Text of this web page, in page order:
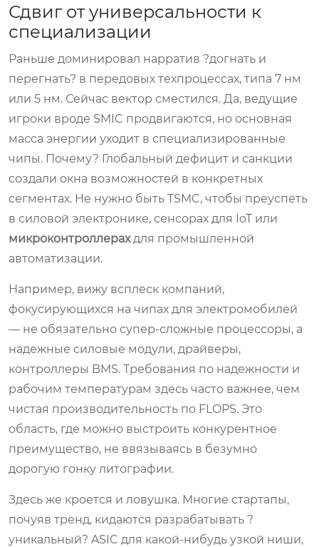
Сдвиг от универсальности к
специализации
Раньше доминировал нарратив ?догнать и
перегнать? в передовых техпроцессах, типа 7 нм
или 5 нм. Сейчас вектор сместился. Да, ведущие
игроки вроде SMIC продвигаются, но основная
масса энергии уходит в специализированные
чипы. Почему? Глобальный дефицит и санкции
создали окна возможностей в конкретных
сегментах. Не нужно быть TSMC, чтобы преуспеть
в силовой электронике, сенсорах для IoT или
микроконтроллерахдля промышленной
автоматизации.
Например, вижу всплеск компаний,
фокусирующихся на чипах для электромобилей
— не обязательно супер-сложные процессоры, а
надежные силовые модули, драйверы,
контроллеры BMS. Требования по надежности и
рабочим температурам здесь часто важнее, чем
чистая производительность по FLOPS. Это
область, где можно выстроить конкурентное
преимущество, не ввязываясь в безумно
дорогую гонку литографии.
Здесь же кроется и ловушка. Многие стартапы,
почуяв тренд, кидаются разрабатывать ?
уникальный? ASIC для какой-нибудь узкой ниши,